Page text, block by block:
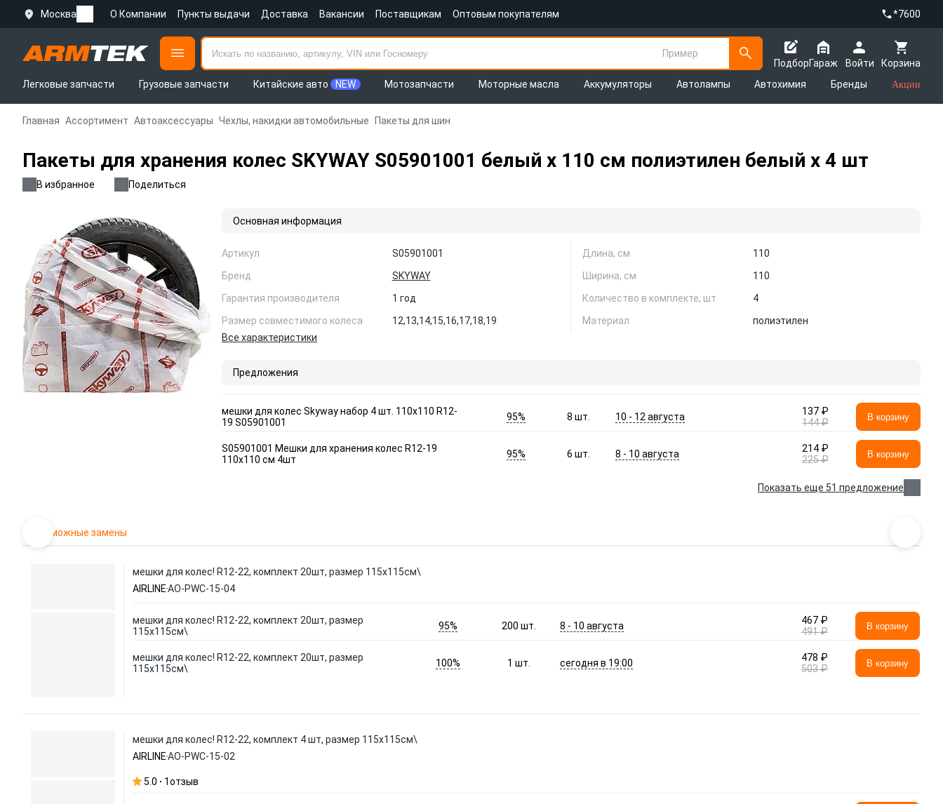
Москва О Компании Пункты выдачи Доставка Вакансии Поставщикам Оптовым покупателям *7600
Пример
Подбор
Корзина
Гараж
Войти
Легковые запчасти
Грузовые запчасти Китайские авто NEW Мотозапчасти Моторные масла Аккумуляторы Автолампы Автохимия Бренды Акции
Главная Ассортимент Автоаксессуары Чехлы, накидки автомобильные Пакеты для шин
Пакеты для хранения колес SKYWAY S05901001 белый х 110 см полиэтилен белый х 4 шт
В избранное Поделиться
Основная информация
Артикул
S05901001
Бренд
SKYWAY
Гарантия производителя
1 год
Размер совместимого колеса
12,13,14,15,16,17,18,19
Длина, см
110
Ширина, см
110
Количество в комплекте, шт
4
Материал
полиэтилен
Все характеристики
Предложения
мешки для колес Skyway набор 4 шт. 110x110 R12-
19 S05901001
95% 8шт. 10 - 12 августа
137 ₽
144 ₽
В корзину
S05901001 Мешки для хранения колес R12-19
110x110 см 4шт
95% 6шт. 8 - 10 августа
214 ₽
225 ₽
В корзину
Показать еще 51 предложение
Возможные замены
мешки для колес! R12-22, комплект 20шт, размер 115х115см\
AIRLINEAO-PWC-15-04
мешки для колес! R12-22, комплект 20шт, размер
115х115см\
95% 200шт. 8 - 10 августа
467 ₽
491 ₽
В корзину
мешки для колес! R12-22, комплект 20шт, размер
115х115см\
100% 1шт. сегодня в 19:00
478 ₽
503 ₽
В корзину
мешки для колес! R12-22, комплект 4 шт, размер 115х115см\
AIRLINEAO-PWC-15-02
5.0 1отзыв